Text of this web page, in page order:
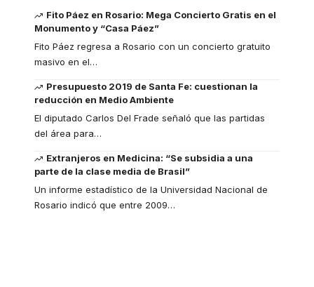
Fito Páez en Rosario: Mega Concierto Gratis en el
Monumento y “Casa Páez”
Fito Páez regresa a Rosario con un concierto gratuito
masivo en el…
Presupuesto 2019 de Santa Fe: cuestionan la
reducción en Medio Ambiente
El diputado Carlos Del Frade señaló que las partidas
del área para…
Extranjeros en Medicina: “Se subsidia a una
parte de la clase media de Brasil”
Un informe estadístico de la Universidad Nacional de
Rosario indicó que entre 2009…